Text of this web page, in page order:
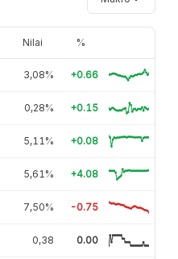
Nilai %
3,08% +0.66
0,28% +0.15
5,11% +0.08
5,61% +4.08
7,50% -0.75
0,38 0.00